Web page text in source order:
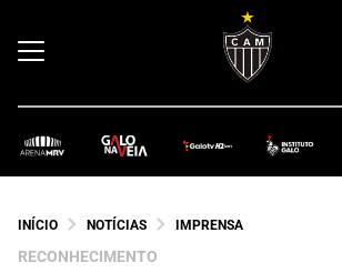
INÍCIO NOTÍCIAS IMPRENSA
RECONHECIMENTO